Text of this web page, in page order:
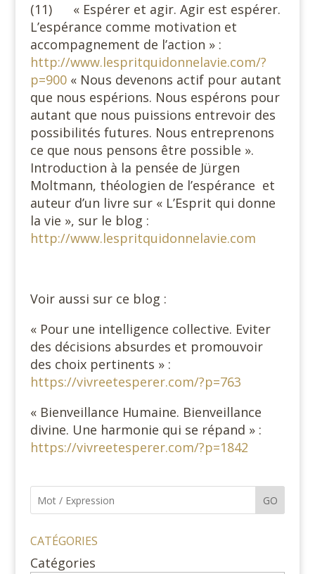
(11) « Espérer et agir. Agir est espérer.
L’espérance comme motivation et
accompagnement de l’action » :
http://www.lespritquidonnelavie.com/?
p=900« Nous devenons actif pour autant
que nous espérions. Nous espérons pour
autant que nous puissions entrevoir des
possibilités futures. Nous entreprenons
ce que nous pensons être possible ».
Introduction à la pensée de Jürgen
Moltmann, théologien de l’espérance et
auteur d’un livre sur « L’Esprit qui donne
la vie », sur le blog :
http://www.lespritquidonnelavie.com
Voir aussi sur ce blog :
« Pour une intelligence collective. Eviter
des décisions absurdes et promouvoir
des choix pertinents » :
https://vivreetesperer.com/?p=763
« Bienveillance Humaine. Bienveillance
divine. Une harmonie qui se répand » :
https://vivreetesperer.com/?p=1842
GO
CATÉGORIES
Catégories